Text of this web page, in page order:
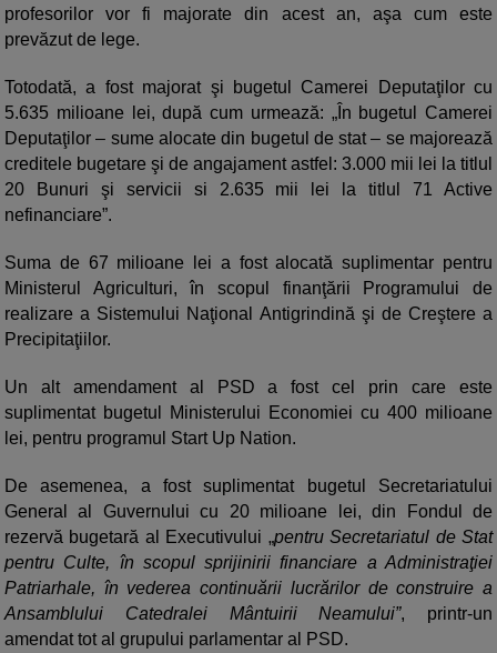
profesorilor vor fi majorate din acest an, aşa cum este
prevăzut de lege.
Totodată, a fost majorat şi bugetul Camerei Deputaţilor cu
5.635 milioane lei, după cum urmează: „În bugetul Camerei
Deputaţilor – sume alocate din bugetul de stat – se majorează
creditele bugetare şi de angajament astfel: 3.000 mii lei la titlul
20 Bunuri şi servicii si 2.635 mii lei la titlul 71 Active
nefinanciare”.
Suma de 67 milioane lei a fost alocată suplimentar pentru
Ministerul Agriculturi, în scopul finanţării Programului de
realizare a Sistemului Naţional Antigrindină şi de Creştere a
Precipitaţiilor.
Un alt amendament al PSD a fost cel prin care este
suplimentat bugetul Ministerului Economiei cu 400 milioane
lei, pentru programul Start Up Nation.
De asemenea, a fost suplimentat bugetul Secretariatului
General al Guvernului cu 20 milioane lei, din Fondul de
rezervă bugetară al Executivului „pentru Secretariatul de Stat
pentru Culte, în scopul sprijinirii financiare a Administraţiei
Patriarhale, în vederea continuării lucrărilor de construire a
Ansamblului Catedralei Mântuirii Neamului”, printr-un
amendat tot al grupului parlamentar al PSD.